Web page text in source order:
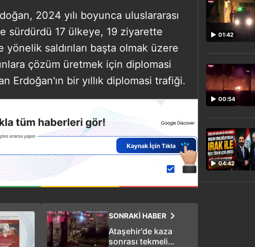
2024 yılı boyunca uluslararası
sürdürdü 17 ülkeye, 19 ziyarette
saldırıları başta olmak üzere
çözüm üretmek için diplomasi
Erdoğan'ın bir yıllık diplomasi trafiği.
SONRAKİ HABER
Ataşehir'de kaza
sonrası tekmeli
01:42
00:54
04:42